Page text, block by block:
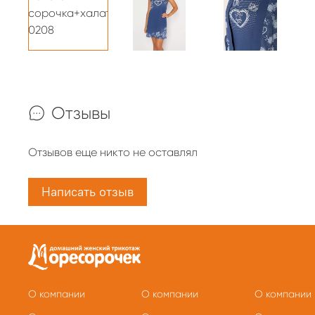
Отзывы
Отзывов еще никто не оставлял
Написать отзыв
О компании О компании О компании